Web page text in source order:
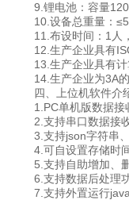
9.锂电池：容量
10.设备总重量：
11.布设时间：1人
12.生产企业具有ISO
13.生产企业具有计
14.生产企业为3A的
四、上位机软件介
1.PC单机版数据接
2.支持串口数据接
3.支持json字符串、
4.可自设置存储时间
5.支持自助增加、删
6.支持数据后处理
7.支持外置运行